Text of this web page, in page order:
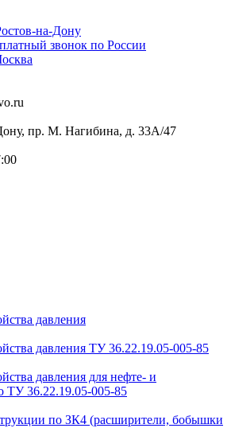
на-Дону
звонок по России
пр. М. Нагибина, д. 33А/47
давления
давления ТУ 36.22.19.05-005-85
давления для нефте- и
ТУ 36.22.19.05-005-85
по ЗК4 (расширители, бобышки